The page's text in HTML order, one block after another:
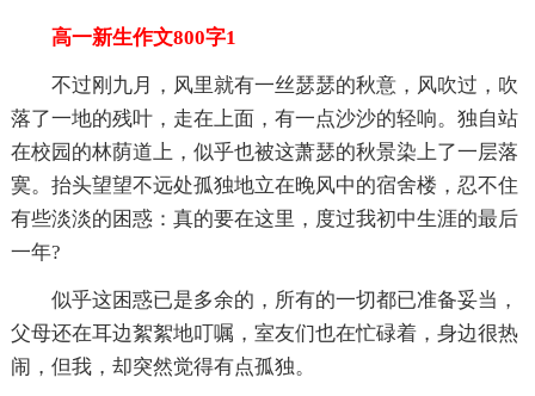
高一新生作文800字1
不过刚九月，风里就有一丝瑟瑟的秋意，风吹过，吹
落了一地的残叶，走在上面，有一点沙沙的轻响。独自站
在校园的林荫道上，似乎也被这萧瑟的秋景染上了一层落
寞。抬头望望不远处孤独地立在晚风中的宿舍楼，忍不住
有些淡淡的困惑：真的要在这里，度过我初中生涯的最后
一年?
似乎这困惑已是多余的，所有的一切都已准备妥当，
父母还在耳边絮絮地叮嘱，室友们也在忙碌着，身边很热
闹，但我，却突然觉得有点孤独。